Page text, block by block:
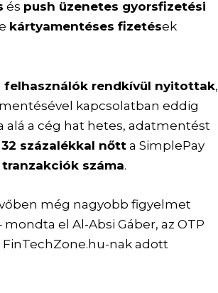
és push üzenetes gyorsfizetési
kártyamentéses fizetések
felhasználók rendkívül nyitottak,
kapcsolatban eddig
alá a cég hat hetes, adatmentést
32 százalékkal nőtt a SimplePay
száma.
még nagyobb figyelmet
mondta el Al-Absi Gáber, az OTP
nak adott